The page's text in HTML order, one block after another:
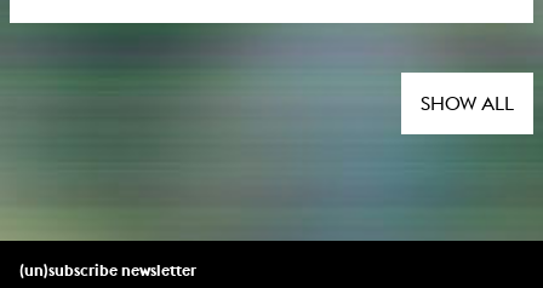
SHOW ALL
(un)subscribe newsletter